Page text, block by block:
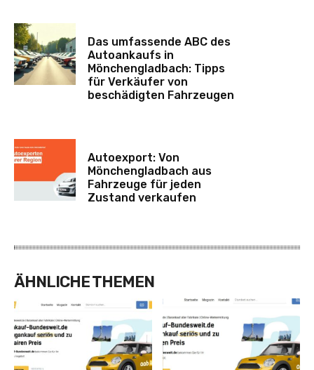
Das umfassende ABC des
Autoankaufs in
Mönchengladbach: Tipps
für Verkäufer von
beschädigten Fahrzeugen
Autoexport: Von
Mönchengladbach aus
Fahrzeuge für jeden
Zustand verkaufen
ÄHNLICHE THEMEN